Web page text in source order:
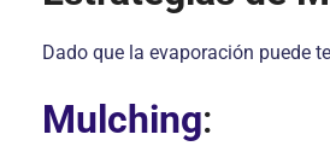
Dado que la evaporación puede
Mulching: